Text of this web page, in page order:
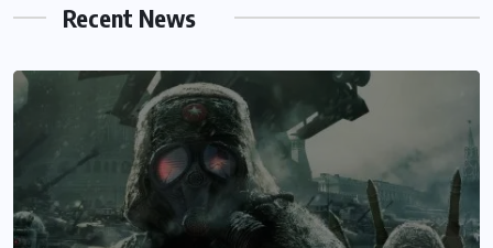
Recent News